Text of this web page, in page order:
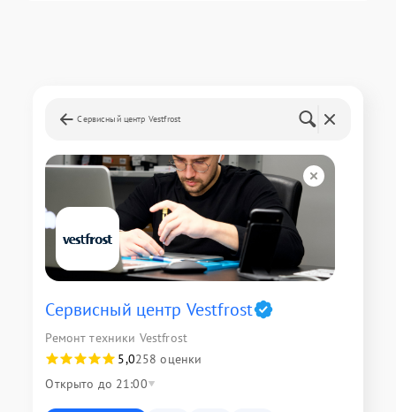
Сервисный центр Vestfrost
Сервисный центр Vestfrost
Ремонт техники Vestfrost
5,0258 оценки
Открыто до 21:00